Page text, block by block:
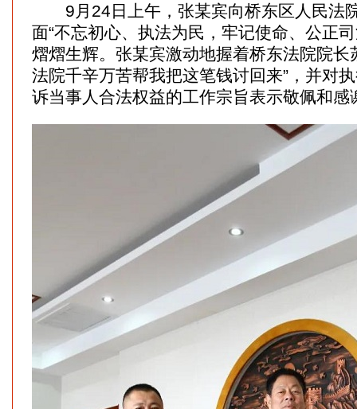
9月24日上午，张某宾向桥东区人民法
面“不忘初心、执法为民，牢记使命、公正
熠熠生辉。张某宾激动地握着桥东法院院长
法院千辛万苦帮我把这笔钱讨回来”，并对
诉当事人合法权益的工作宗旨表示敬佩和感